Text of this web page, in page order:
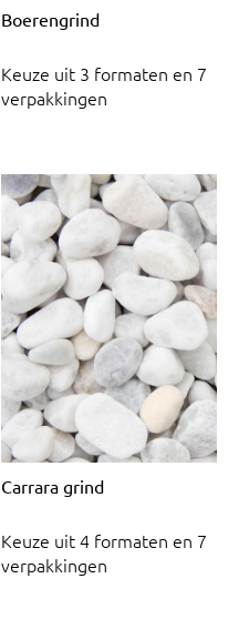
Boerengrind
Keuze uit 3 formaten en 7
verpakkingen
Carrara grind
Keuze uit 4 formaten en 7
verpakkingen